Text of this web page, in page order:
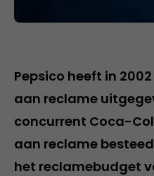
Pepsico heeft in
aan reclame
concurrent Coca-
aan reclame
het reclamebudget